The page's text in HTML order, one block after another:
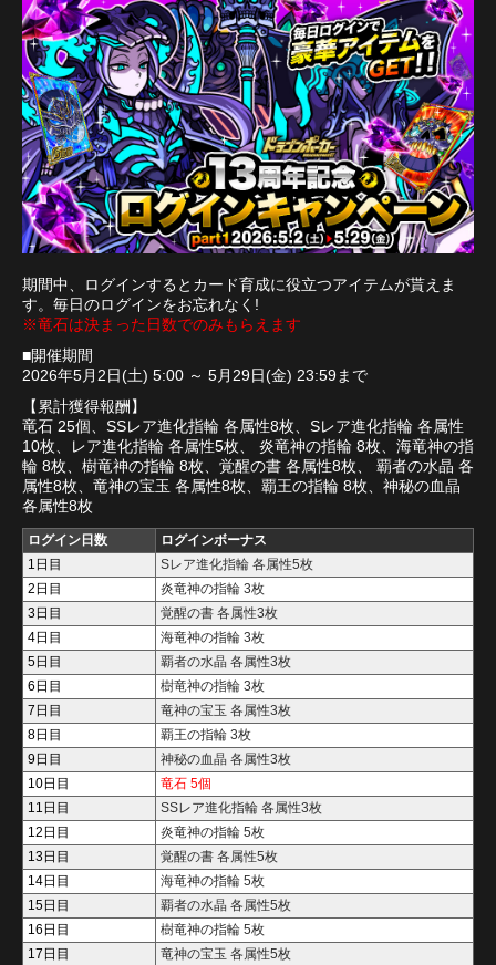
期間中、ログインするとカード育成に役立つアイテムが貰えま
す。毎日のログインをお忘れなく!
※竜石は決まった日数でのみもらえます
■開催期間
2026年5月2日(土) 5:00 ～ 5月29日(金) 23:59まで
【累計獲得報酬】
竜石 25個、SSレア進化指輪 各属性8枚、Sレア進化指輪 各属性
10枚、レア進化指輪 各属性5枚、 炎竜神の指輪 8枚、海竜神の指
輪 8枚、樹竜神の指輪 8枚、覚醒の書 各属性8枚、 覇者の水晶 各
属性8枚、竜神の宝玉 各属性8枚、覇王の指輪 8枚、神秘の血晶
各属性8枚
ログイン日数
ログインボーナス
1日目
Sレア進化指輪 各属性5枚
2日目
炎竜神の指輪 3枚
3日目
覚醒の書 各属性3枚
4日目
海竜神の指輪 3枚
5日目
覇者の水晶 各属性3枚
6日目
樹竜神の指輪 3枚
7日目
竜神の宝玉 各属性3枚
8日目
覇王の指輪 3枚
9日目
神秘の血晶 各属性3枚
10日目
竜石 5個
11日目
SSレア進化指輪 各属性3枚
12日目
炎竜神の指輪 5枚
13日目
覚醒の書 各属性5枚
14日目
海竜神の指輪 5枚
15日目
覇者の水晶 各属性5枚
16日目
樹竜神の指輪 5枚
17日目
竜神の宝玉 各属性5枚